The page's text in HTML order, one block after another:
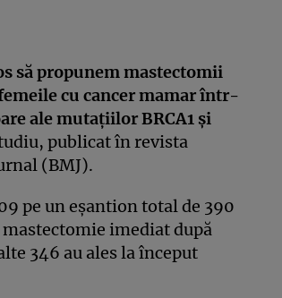
să propunem mastectomii
cu cancer mamar într-
ale mutaţiilor BRCA1 şi
publicat în revista
(BMJ).
pe un eşantion total de 390
imediat după
346 au ales la început